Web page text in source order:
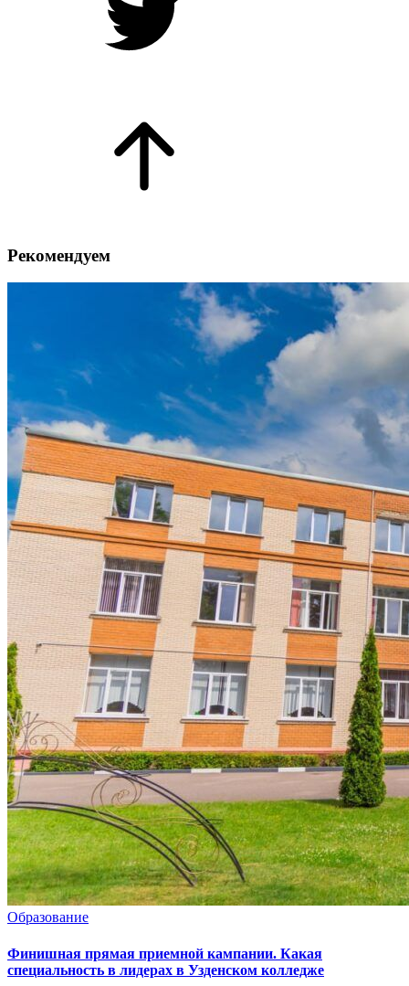
Рекомендуем
Образование
Финишная прямая приемной кампании. Какая
специальность в лидерах в Узденском колледже